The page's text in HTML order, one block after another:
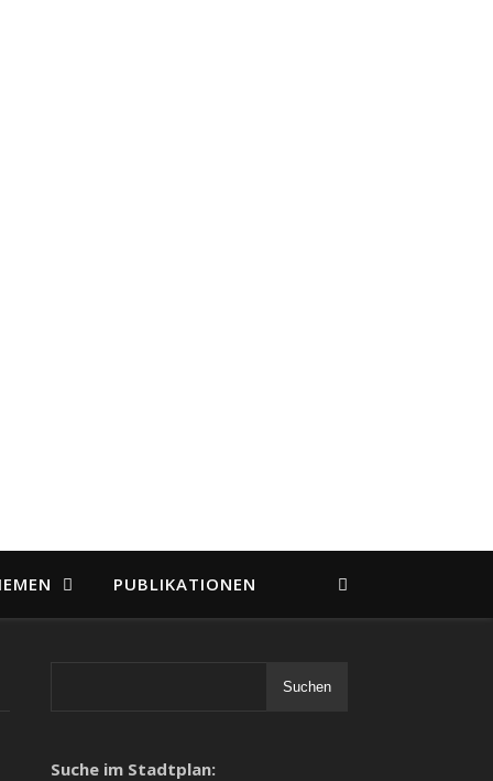
PUBLIKATIONEN
Suchen
Suche im Stadtplan: